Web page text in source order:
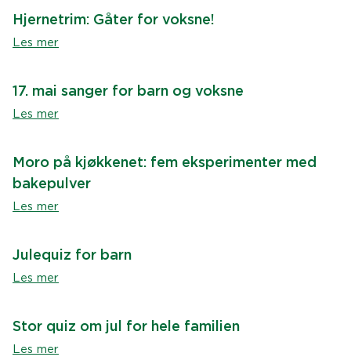
Hjernetrim: Gåter for voksne!
Les mer
17. mai sanger for barn og voksne
Les mer
Moro på kjøkkenet: fem eksperimenter med
bakepulver
Les mer
Julequiz for barn
Les mer
Stor quiz om jul for hele familien
Les mer